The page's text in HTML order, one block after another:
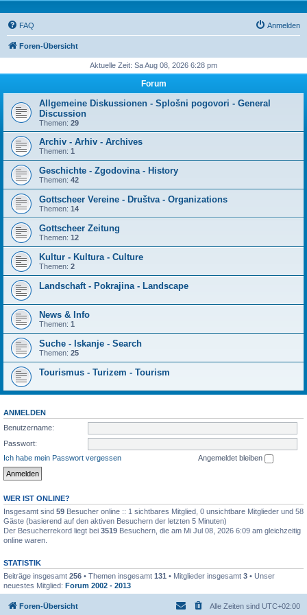
FAQ Anmelden
Foren-Übersicht
Aktuelle Zeit: Sa Aug 08, 2026 6:28 pm
Forum
Allgemeine Diskussionen - Splošni pogovori - General
Discussion
Themen: 29
Archiv - Arhiv - Archives
Themen: 1
Geschichte - Zgodovina - History
Themen: 42
Gottscheer Vereine - Društva - Organizations
Themen: 14
Gottscheer Zeitung
Themen: 12
Kultur - Kultura - Culture
Themen: 2
Landschaft - Pokrajina - Landscape
News & Info
Themen: 1
Suche - Iskanje - Search
Themen: 25
Tourismus - Turizem - Tourism
ANMELDEN
Benutzername:
Passwort:
Ich habe mein Passwort vergessen
Angemeldet bleiben
WER IST ONLINE?
Insgesamt sind 59 Besucher online :: 1 sichtbares Mitglied, 0 unsichtbare Mitglieder und 58
Gäste (basierend auf den aktiven Besuchern der letzten 5 Minuten)
Der Besucherrekord liegt bei 3519 Besuchern, die am Mi Jul 08, 2026 6:09 am gleichzeitig
online waren.
STATISTIK
Beiträge insgesamt 256 • Themen insgesamt 131 • Mitglieder insgesamt 3 • Unser
neuestes Mitglied: Forum 2002 - 2013
Foren-Übersicht Alle Zeiten sind UTC+02:00